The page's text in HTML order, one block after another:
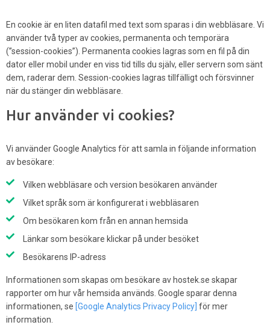
En cookie är en liten datafil med text som sparas i din webbläsare. Vi
använder två typer av cookies, permanenta och temporära
(”session-cookies”). Permanenta cookies lagras som en fil på din
dator eller mobil under en viss tid tills du själv, eller servern som sänt
dem, raderar dem. Session-cookies lagras tillfälligt och försvinner
när du stänger din webbläsare.
Hur använder vi cookies?
Vi använder Google Analytics för att samla in följande information
av besökare:
Vilken webbläsare och version besökaren använder
Vilket språk som är konfigurerat i webbläsaren
Om besökaren kom från en annan hemsida
Länkar som besökare klickar på under besöket
Besökarens IP-adress
Informationen som skapas om besökare av hostek.se skapar
rapporter om hur vår hemsida används. Google sparar denna
informationen, se [Google Analytics Privacy Policy] för mer
information.